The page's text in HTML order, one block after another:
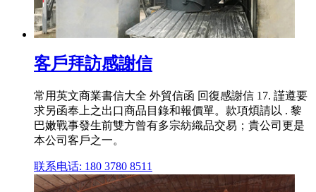
客戶拜訪感謝信
常用英文商業書信大全 外貿信函 回復感謝信 17. 謹遵要
求另函奉上之出口商品目錄和報價單。款項煩請以 . 黎
巴嫩戰事發生前雙方曾有多宗紡織品交易；貴公司更是
本公司客戶之一。
联系电话: 180 3780 8511